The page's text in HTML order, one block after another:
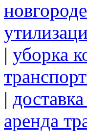
новгороде
| уборка
|
аренда